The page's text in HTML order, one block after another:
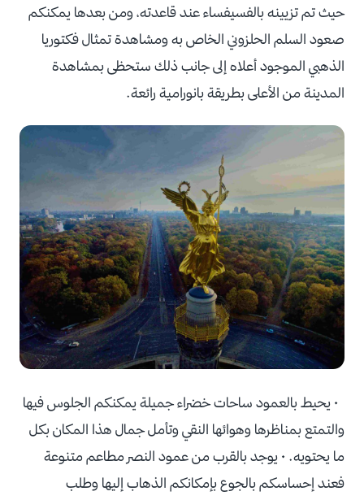
حيث تم تزيينه بالفسيفساء عند قاعدته، ومن بعدها يمكنكم
صعود السلم الحلزوني الخاص به ومشاهدة تمثال فكتوريا
الذهبي الموجود أعلاه إلى جانب ذلك ستحظى بمشاهدة
المدينة من الأعلى بطريقة بانورامية رائعة.
• يحيط بالعمود ساحات خضراء جميلة يمكنكم الجلوس فيها
والتمتع بمناظرها وهوائها النقي وتأمل جمال هذا المكان بكل
ما يحتويه. • يوجد بالقرب من عمود النصر مطاعم متنوعة
فعند إحساسكم بالجوع بإمكانكم الذهاب إليها وطلب